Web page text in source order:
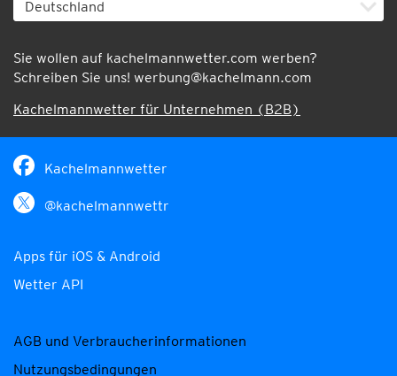
Sie wollen auf kachelmannwetter.com werben?
Schreiben Sie uns! werbung@kachelmann.com
Kachelmannwetter für Unternehmen (B2B)
Kachelmannwetter
@kachelmannwettr
Apps für iOS & Android
Wetter API
AGB und Verbraucherinformationen
Nutzungsbedingungen